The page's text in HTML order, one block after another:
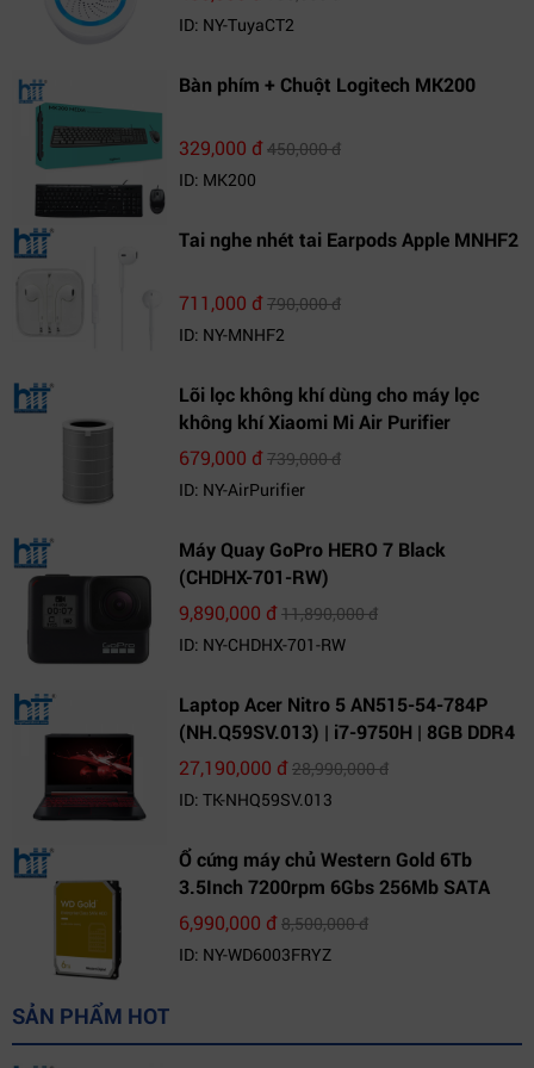
ID: NY-TuyaCT2
Bàn phím + Chuột Logitech MK200
329,000 đ450,000 đ
ID: MK200
Tai nghe nhét tai Earpods Apple MNHF2
711,000 đ790,000 đ
ID: NY-MNHF2
Lõi lọc không khí dùng cho máy lọc
không khí Xiaomi Mi Air Purifier
679,000 đ739,000 đ
ID: NY-AirPurifier
Máy Quay GoPro HERO 7 Black
(CHDHX-701-RW)
9,890,000 đ11,890,000 đ
ID: NY-CHDHX-701-RW
Laptop Acer Nitro 5 AN515-54-784P
(NH.Q59SV.013) | i7-9750H | 8GB DDR4
| 1TB HDD | GeForce GTX 1650 4GB |
27,190,000 đ28,990,000 đ
ID: TK-NHQ59SV.013
Ổ cứng máy chủ Western Gold 6Tb
3.5Inch 7200rpm 6Gbs 256Mb SATA
(WD6003FRYZ)
6,990,000 đ8,500,000 đ
ID: NY-WD6003FRYZ
SẢN PHẨM HOT